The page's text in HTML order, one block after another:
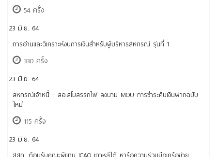
54 ครั้ง
23 มิ.ย. 64
การอ่านและวิเคราะห์งบการเงินสำหรับผู้บริหารสหกรณ์ รุ่นที่ 1
330 ครั้ง
23 มิ.ย. 64
สหกรณ์เจ้าหนี้ - สอ.สโมสรรถไฟ ลงนาม MOU การชำระคืนเงินฝากฉบับ
ใหม่
115 ครั้ง
23 มิ.ย. 64